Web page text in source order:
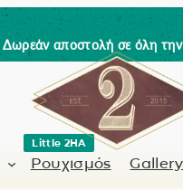
Δωρεάν αποστολή σε όλη
Ρουχισμός
Little 2HA
Gallery